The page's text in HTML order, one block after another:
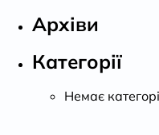
Архіви
Категорії
Немає